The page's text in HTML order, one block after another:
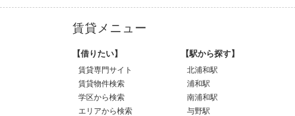
賃貸メニュー
【借りたい】
賃貸専門サイト
賃貸物件検索
学区から検索
エリアから検索
【駅から探す】
北浦和駅
浦和駅
南浦和駅
与野駅